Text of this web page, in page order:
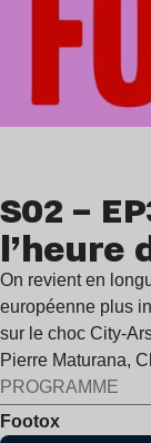
S02 –
l’heure
On revient en
européenne plus
sur le choc City-
Pierre Maturana,
PROGRAMME
Footox